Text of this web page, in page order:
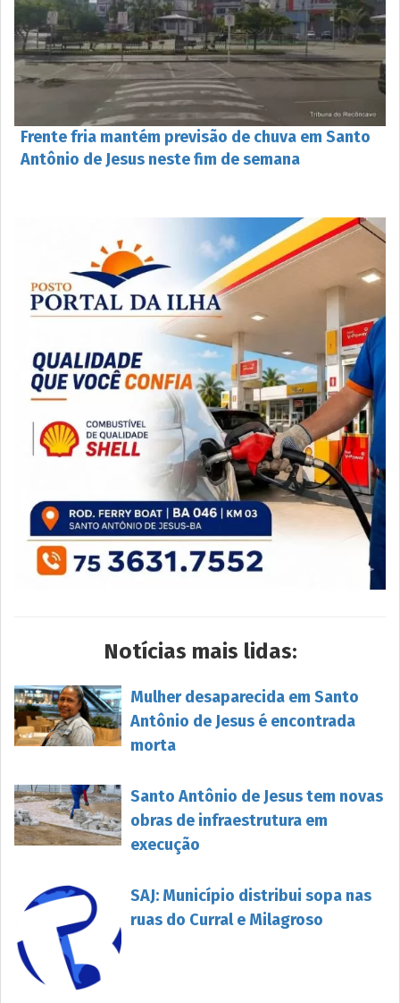
Frente fria mantém previsão de chuva em Santo
Antônio de Jesus neste fim de semana
Notícias mais lidas:
Mulher desaparecida em Santo
Antônio de Jesus é encontrada
morta
Santo Antônio de Jesus tem novas
obras de infraestrutura em
execução
SAJ: Município distribui sopa nas
ruas do Curral e Milagroso